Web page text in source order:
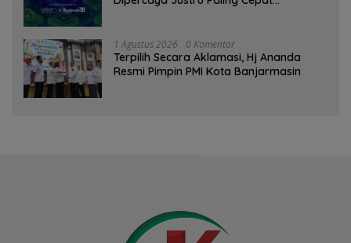
1 Agustus 2026 0 Komentar
‎Terpilih Secara Aklamasi, Hj Ananda
Resmi Pimpin PMI Kota Banjarmasin